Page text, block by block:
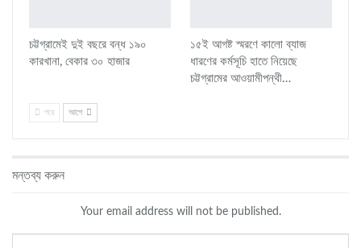
চট্টগ্রামেই দুই বছরে বন্ধ ১৯০
কারখানা, বেকার ৩০ হাজার
১৫ই আগষ্ট স্মরণে কালো ব্যাজ
ধারণের কর্মসূচি হাতে নিয়েছে
চট্টগ্রামের আওয়ামীপন্থী…
পরে আগে
মন্তব্য করুন
Your email address will not be published.